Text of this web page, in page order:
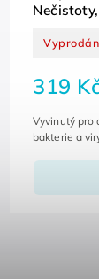
319
Vyvinutý pro
bakterie a